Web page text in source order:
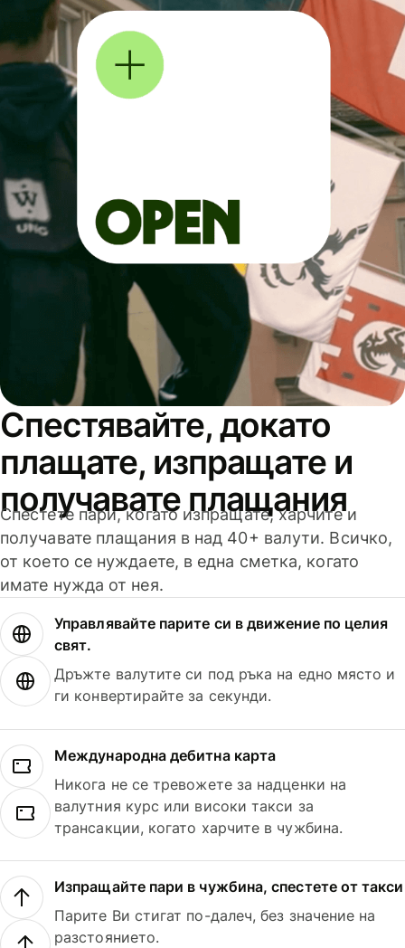
Спестявайте, докато
плащате, изпращате и
получавате плащания
Спестете пари, когато изпращате, харчите и
получавате плащания в над 40+ валути. Всичко,
от което се нуждаете, в една сметка, когато
имате нужда от нея.
Управлявайте парите си в движение по целия
свят.
Дръжте валутите си под ръка на едно място и
ги конвертирайте за секунди.
Международна дебитна карта
Никога не се тревожете за надценки на
валутния курс или високи такси за
трансакции, когато харчите в чужбина.
Изпращайте пари в чужбина, спестете от такси
Парите Ви стигат по-далеч, без значение на
разстоянието.